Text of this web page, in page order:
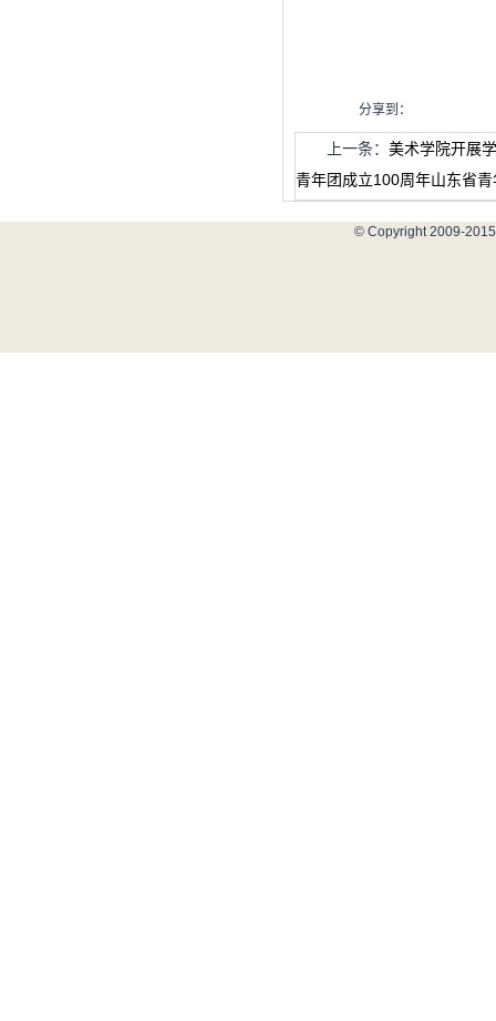
分享到：
上一条： 美术学院开展
青年团成立100周年山东省
© Copyright 2009-